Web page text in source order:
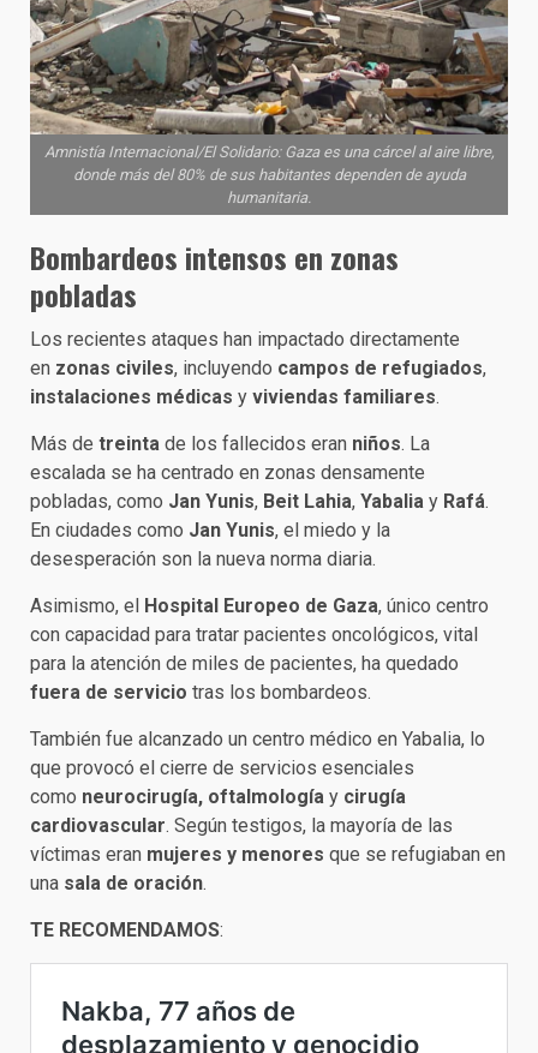
Amnistía Internacional/El Solidario: Gaza es una cárcel al aire libre,
donde más del 80% de sus habitantes dependen de ayuda
humanitaria.
Bombardeos intensos en zonas
pobladas
Los recientes ataques han impactado directamente
en zonas civiles, incluyendo campos de refugiados,
instalaciones médicas y viviendas familiares.
Más de treinta de los fallecidos eran niños. La
escalada se ha centrado en zonas densamente
pobladas, como Jan Yunis, Beit Lahia, Yabalia y Rafá.
En ciudades como Jan Yunis, el miedo y la
desesperación son la nueva norma diaria.
Asimismo, el Hospital Europeo de Gaza, único centro
con capacidad para tratar pacientes oncológicos, vital
para la atención de miles de pacientes, ha quedado
fuera de servicio tras los bombardeos.
También fue alcanzado un centro médico en Yabalia, lo
que provocó el cierre de servicios esenciales
como neurocirugía, oftalmología y cirugía
cardiovascular. Según testigos, la mayoría de las
víctimas eran mujeres y menores que se refugiaban en
una sala de oración.
TE RECOMENDAMOS: